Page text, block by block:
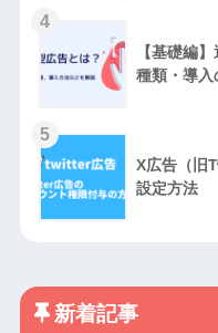
4
【基礎編
種類・導入
5
X広告（旧
設定方法
新着記事